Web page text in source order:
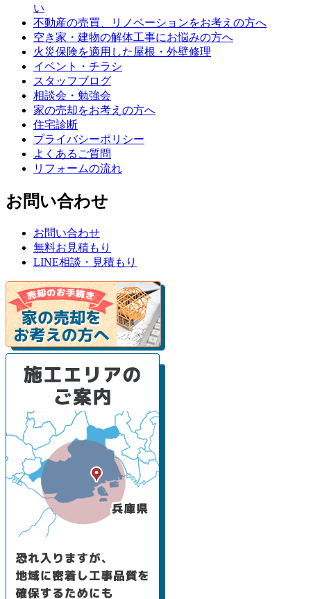
い
不動産の売買、リノベーションをお考えの方へ
空き家・建物の解体工事にお悩みの方へ
火災保険を適用した屋根・外壁修理
イベント・チラシ
スタッフブログ
相談会・勉強会
家の売却をお考えの方へ
住宅診断
プライバシーポリシー
よくあるご質問
リフォームの流れ
お問い合わせ
お問い合わせ
無料お見積もり
LINE相談・見積もり